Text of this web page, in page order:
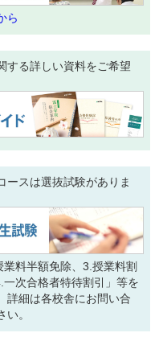
ら
する詳しい資料をご希望
スは選抜試験がありま
料半額免除、3.授業料割
次合格者特待割引」等を
詳細は各校舎にお問い合
。